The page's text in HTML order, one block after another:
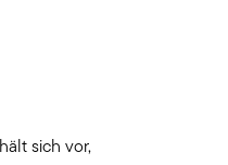
sich vor,